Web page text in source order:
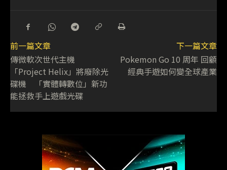
前一篇文章
傳微軟次世代主機
「Project Helix」將廢除光
碟機 「實體轉數位」新功
能拯救手上遊戲光碟
下一篇文章
Pokemon Go 10 周年 回顧
經典手遊如何變全球產業